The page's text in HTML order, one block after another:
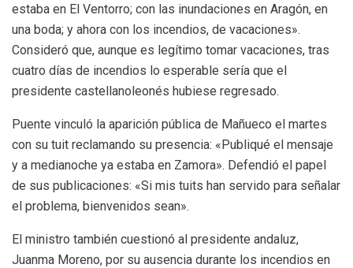
estaba en El Ventorro; con las inundaciones en Aragón, en
una boda; y ahora con los incendios, de vacaciones».
Consideró que, aunque es legítimo tomar vacaciones, tras
cuatro días de incendios lo esperable sería que el
presidente castellanoleonés hubiese regresado.
Puente vinculó la aparición pública de Mañueco el martes
con su tuit reclamando su presencia: «Publiqué el mensaje
y a medianoche ya estaba en Zamora». Defendió el papel
de sus publicaciones: «Si mis tuits han servido para señalar
el problema, bienvenidos sean».
El ministro también cuestionó al presidente andaluz,
Juanma Moreno, por su ausencia durante los incendios en